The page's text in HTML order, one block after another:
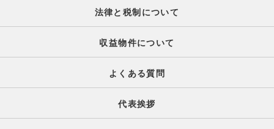
法律と税制について
収益物件について
よくある質問
代表挨拶